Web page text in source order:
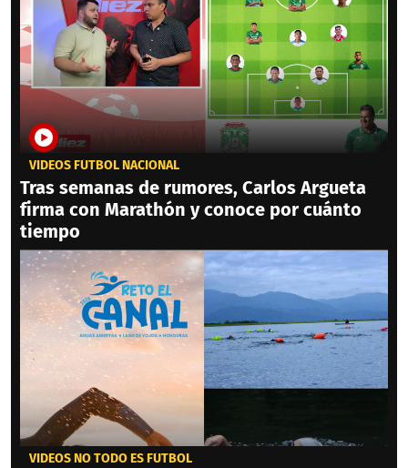
VIDEOS FÚTBOL NACIONAL
Tras semanas de rumores, Carlos Argueta
firma con Marathón y conoce por cuánto
tiempo
VIDEOS NO TODO ES FÚTBOL